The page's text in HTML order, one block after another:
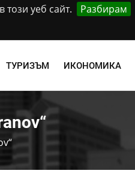
уеб сайт. Разбирам
ТУРИЗЪМ ИКОНОМИКА